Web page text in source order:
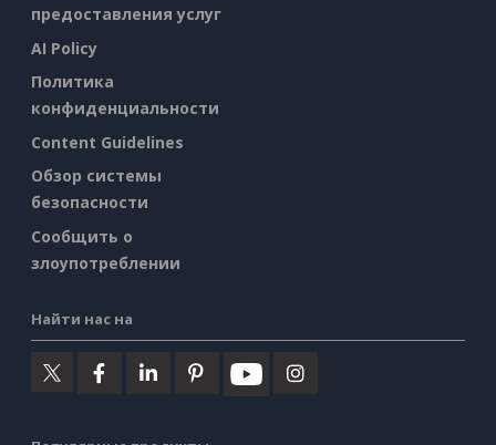
предоставления услуг
AI Policy
Политика
конфиденциальности
Content Guidelines
Обзор системы
безопасности
Сообщить о
злоупотреблении
Найти нас на